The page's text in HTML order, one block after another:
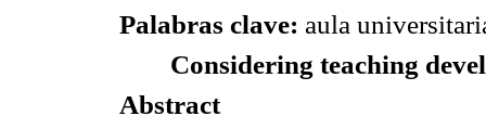
Palabras clave: aula
Considering teaching
Abstract